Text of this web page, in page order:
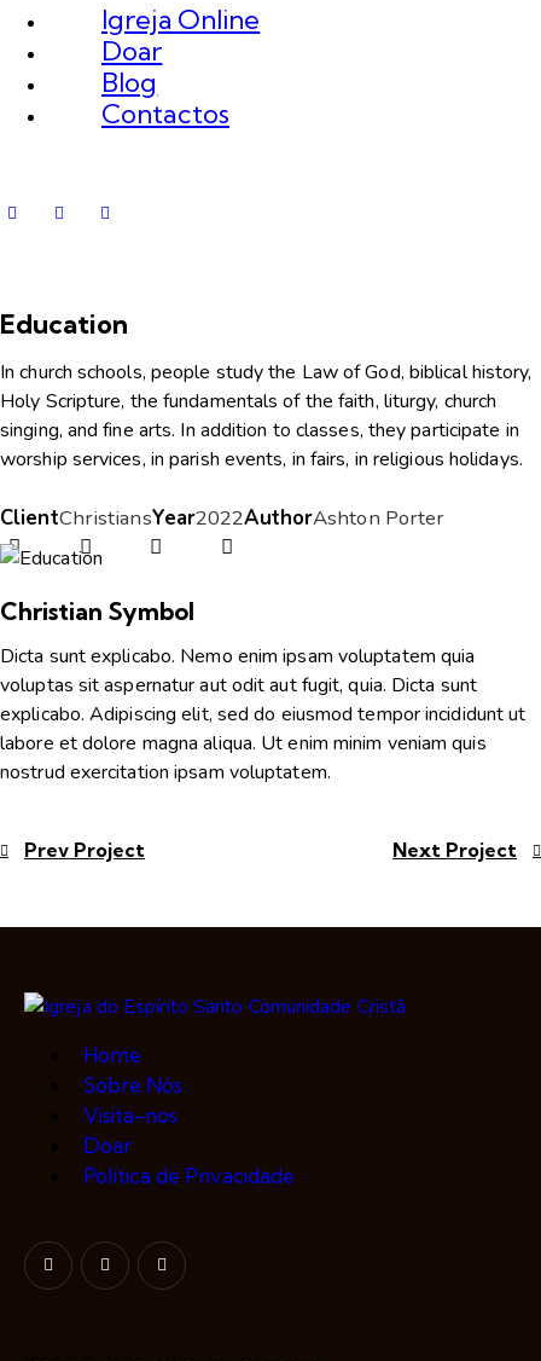
Igreja Online
Doar
Blog
Contactos
Education
In church schools, people study the Law of God, biblical history,
Holy Scripture, the fundamentals of the faith, liturgy, church
singing, and fine arts. In addition to classes, they participate in
worship services, in parish events, in fairs, in religious holidays.
ClientChristiansYear2022AuthorAshton Porter
Christian Symbol
Dicta sunt explicabo. Nemo enim ipsam voluptatem quia
voluptas sit aspernatur aut odit aut fugit, quia. Dicta sunt
explicabo. Adipiscing elit, sed do eiusmod tempor incididunt ut
labore et dolore magna aliqua. Ut enim minim veniam quis
nostrud exercitation ipsam voluptatem.
Prev Project Next Project
Home
Sobre Nós
Visita-nos
Doar
Política de Privacidade